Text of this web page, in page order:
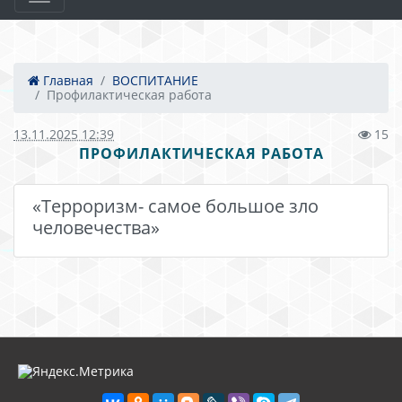
Главная
ВОСПИТАНИЕ
Профилактическая работа
13.11.2025 12:39 15
ПРОФИЛАКТИЧЕСКАЯ РАБОТА
«Терроризм- самое большое зло
человечества»